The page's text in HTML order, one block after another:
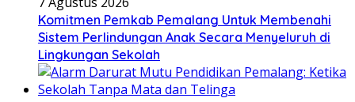
Komitmen Pemkab Pemalang Untuk Membenahi
Sistem Perlindungan Anak Secara Menyeluruh di
Lingkungan Sekolah